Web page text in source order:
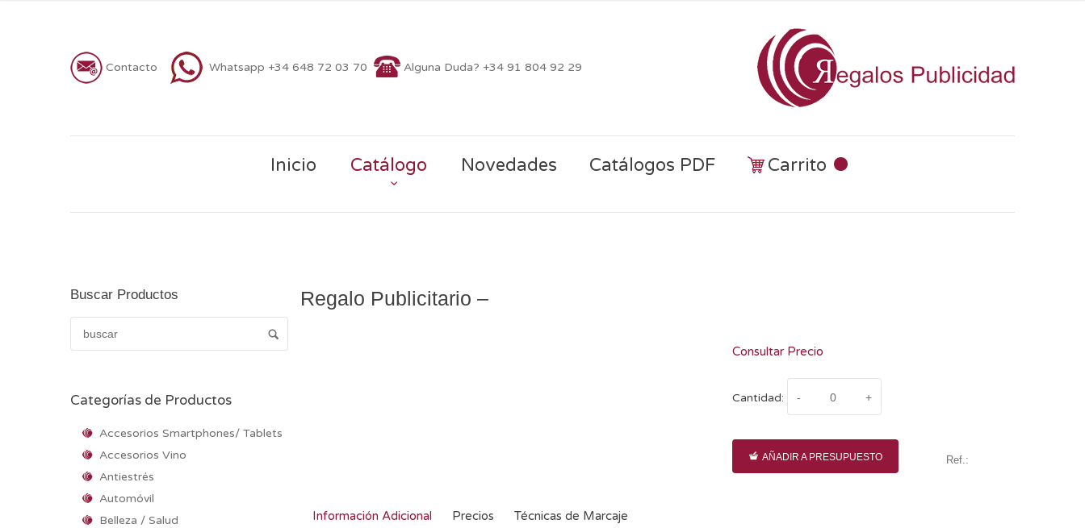
Contacto Whatsapp +34 648 72 03 70 Alguna Duda? +34 91 804 92 29
Inicio Catálogo Novedades Catálogos PDF Carrito
Buscar Productos
Categorías de Productos
Accesorios Smartphones/ Tablets
Accesorios Vino
Antiestrés
Automóvil
Belleza / Salud
Regalo Publicitario –
Consultar Precio
Cantidad:
AÑADIR A PRESUPUESTO Ref.:
Información Adicional Precios Técnicas de Marcaje